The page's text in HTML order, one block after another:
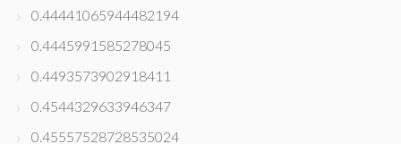
0.44441065944482194
0.4445991585278045
0.4493573902918411
0.4544329633946347
0.45557528728535024